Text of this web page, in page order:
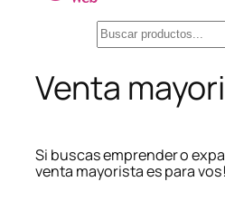
Buscar
SaltarVenta
Si buscas emprender o
venta mayorista es para vos!